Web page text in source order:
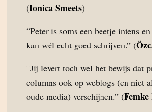
(Ionica Smeets)
“Peter is soms een beetje intens
kan wél echt goed schrijven.” (
“Jij levert toch wel het bewijs dat
columns ook op weblogs (en niet
oude media) verschijnen.” (Femke